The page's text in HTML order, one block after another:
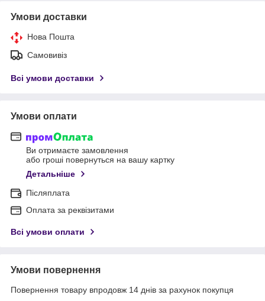
Умови доставки
Нова Пошта
Самовивіз
Всі умови доставки
Умови оплати
Ви отримаєте замовлення
або гроші повернуться на вашу картку
Детальніше
Післяплата
Оплата за реквізитами
Всі умови оплати
Умови повернення
Повернення товару впродовж 14 днів за рахунок покупця